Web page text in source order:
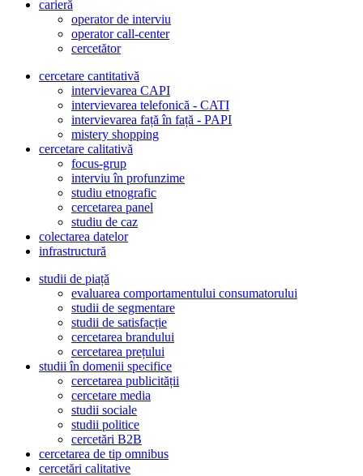
carieră
operator de interviu
operator call-center
cercetător
cercetare cantitativă
intervievarea CAPI
intervievarea telefonică - CATI
intervievarea față în față - PAPI
mistery shopping
cercetare calitativă
focus-grup
interviu în profunzime
studiu etnografic
cercetarea panel
studiu de caz
colectarea datelor
infrastructură
studii de piață
evaluarea comportamentului consumatorului
studii de segmentare
studii de satisfacție
cercetarea brandului
cercetarea prețului
studii în domenii specifice
cercetarea publicității
cercetare media
studii sociale
studii politice
cercetări B2B
cercetarea de tip omnibus
cercetări calitative